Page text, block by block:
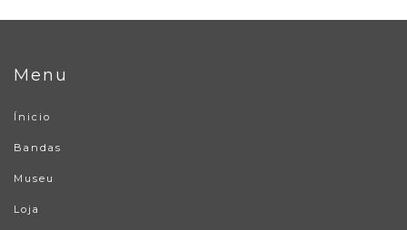
Menu
Ínicio
Bandas
Museu
Loja